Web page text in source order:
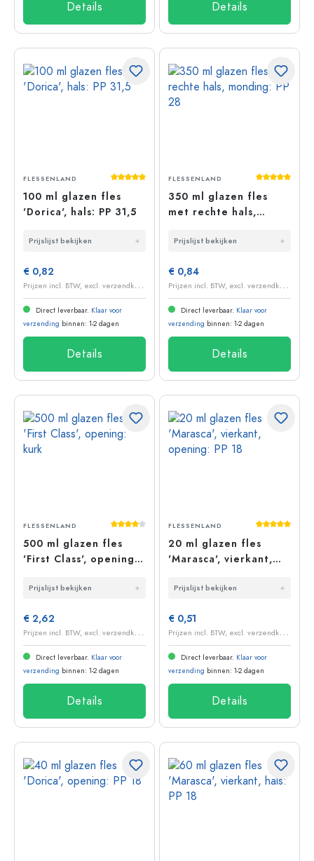
Details Details
Gemiddelde waardering van 5 van 5
FLESSENLAND
100 ml glazen fles
'Dorica', hals: PP 31,5
Prijslijst bekijken
€ 0,82
P
rijzen incl. BTW, excl. verzendkosten
Direct leverbaar. Klaar voor
verzending binnen: 1-2 dagen
Details
FLESSENLAND
350 ml glazen fles
met rechte hals,
Prijslijst bekijken
€ 0,84
P
rijzen incl. BTW, excl. verzendkosten
Direct leverbaar. Klaar voor
verzending binnen: 1-2 dagen
Details
Gemiddelde waardering van 4 van 5
FLESSENLAND
500 ml glazen fles
'First Class', opening:
Prijslijst bekijken
€ 2,62
P
rijzen incl. BTW, excl. verzendkosten
Direct leverbaar. Klaar voor
verzending binnen: 1-2 dagen
Details
FLESSENLAND
20 ml glazen fles
'Marasca', vierkant,
Prijslijst bekijken
€ 0,51
P
rijzen incl. BTW, excl. verzendkosten
Direct leverbaar. Klaar voor
verzending binnen: 1-2 dagen
Details